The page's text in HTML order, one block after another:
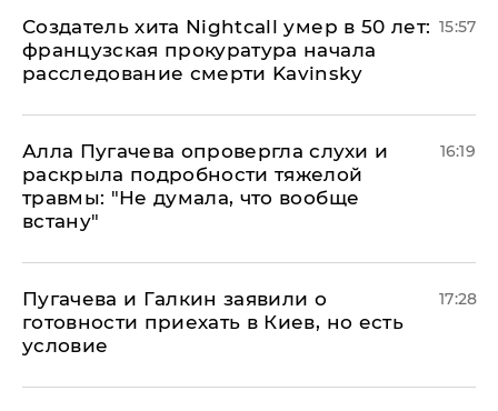
Создатель хита Nightcall умер в 50 лет:
французская прокуратура начала
расследование смерти Kavinsky
15:57
Алла Пугачева опровергла слухи и
раскрыла подробности тяжелой
травмы: "Не думала, что вообще
встану"
16:19
Пугачева и Галкин заявили о
готовности приехать в Киев, но есть
условие
17:28